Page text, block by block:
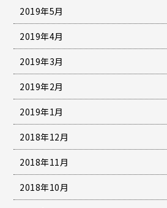
2019年5月
2019年4月
2019年3月
2019年2月
2019年1月
2018年12月
2018年11月
2018年10月